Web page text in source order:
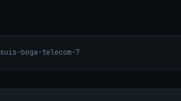
suis-boga-telecom-7